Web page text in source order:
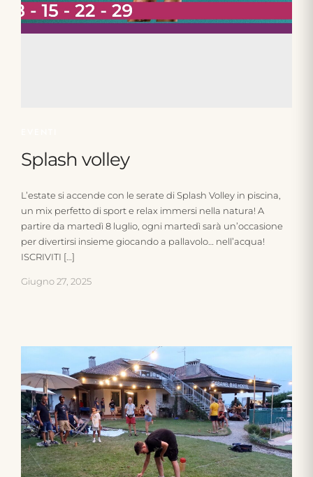
Splash volley
L’estate si accende con le serate di Splash Volley in piscina,
un mix perfetto di sport e relax immersi nella natura! A
partire da martedì 8 luglio, ogni martedì sarà un’occasione
per divertirsi insieme giocando a pallavolo… nell’acqua!
ISCRIVITI […]
Giugno 27, 2025